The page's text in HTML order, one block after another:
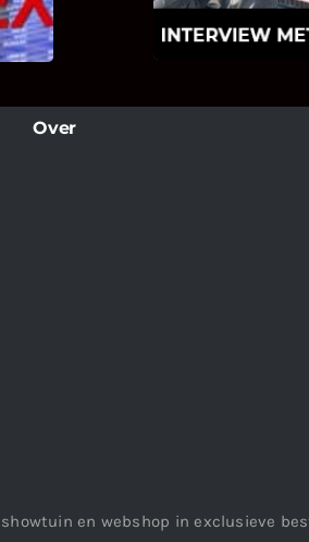
Over
en webshop in exclusieve